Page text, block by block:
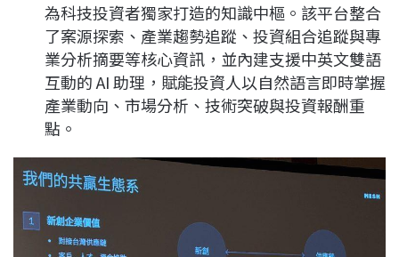
為科技投資者獨家打造的知識中樞。該平台整合
了案源探索、產業趨勢追蹤、投資組合追蹤與專
業分析摘要等核心資訊，並內建支援中英文雙語
互動的 AI 助理，賦能投資人以自然語言即時掌握
產業動向、市場分析、技術突破與投資報酬重
點。